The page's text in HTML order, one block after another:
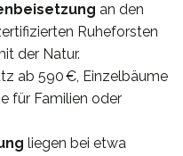
an den
Ruheforsten
der Natur.
ab 590 €, Einzelbäume
für Familien oder
liegen bei etwa